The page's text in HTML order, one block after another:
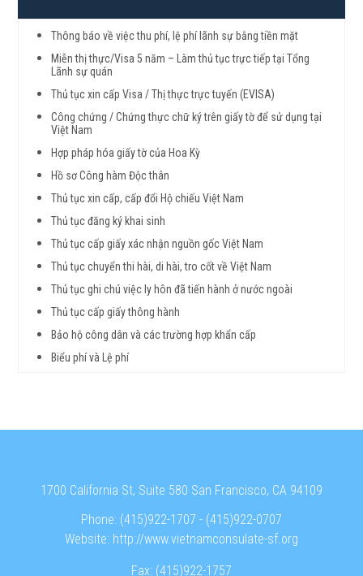
Thông báo về việc thu phí, lệ phí lãnh sự bằng tiền mặt
Miễn thị thực/Visa 5 năm – Làm thủ tục trực tiếp tại Tổng
Lãnh sự quán
Thủ tục xin cấp Visa / Thị thực trực tuyến (EVISA)
Công chứng / Chứng thực chữ ký trên giấy tờ để sử dụng tại
Việt Nam
Hợp pháp hóa giấy tờ của Hoa Kỳ
Hồ sơ Công hàm Độc thân
Thủ tục xin cấp, cấp đổi Hộ chiếu Việt Nam
Thủ tục đăng ký khai sinh
Thủ tục cấp giấy xác nhận nguồn gốc Việt Nam
Thủ tục chuyển thi hài, di hài, tro cốt về Việt Nam
Thủ tục ghi chú việc ly hôn đã tiến hành ở nước ngoài
Thủ tục cấp giấy thông hành
Bảo hộ công dân và các trường hợp khẩn cấp
Biểu phí và Lệ phí
1700 California St, Suite 580 San Francisco, CA 94109
Phone: (415)922-1707 - (415)922-0707
Website: http://www.vietnamconsulate-sf.org
Fax: (415)922-1757